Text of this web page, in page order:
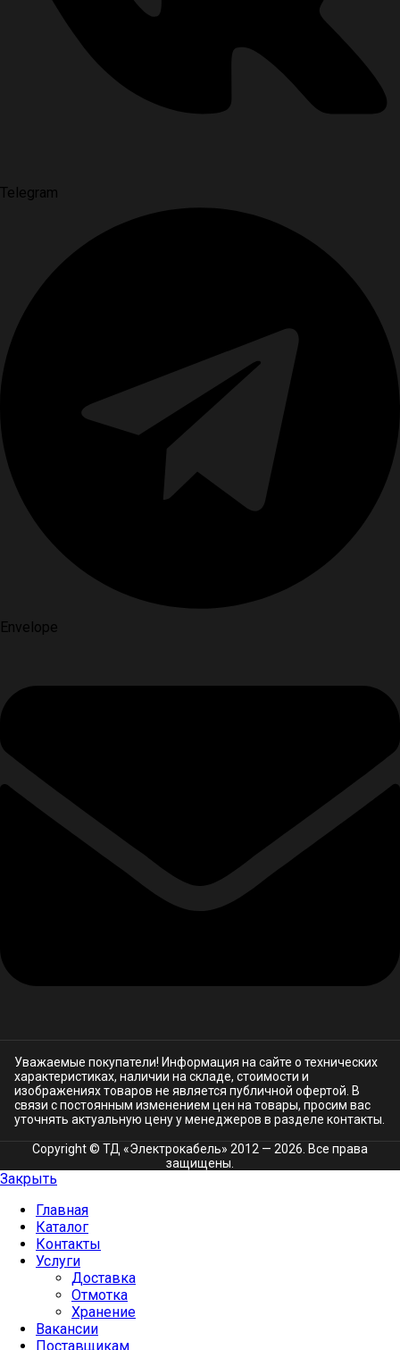
Telegram
Envelope
Уважаемые покупатели! Информация на сайте о технических
характеристиках, наличии на складе, стоимости и
изображениях товаров не является публичной офертой. В
связи с постоянным изменением цен на товары, просим вас
уточнять актуальную цену у менеджеров в разделе контакты.
Copyright © ТД «Электрокабель»​ 2012 — 2026. Все права
защищены.
Закрыть
Главная
Каталог
Контакты
Услуги
Доставка
Отмотка
Хранение
Вакансии
Поставщикам